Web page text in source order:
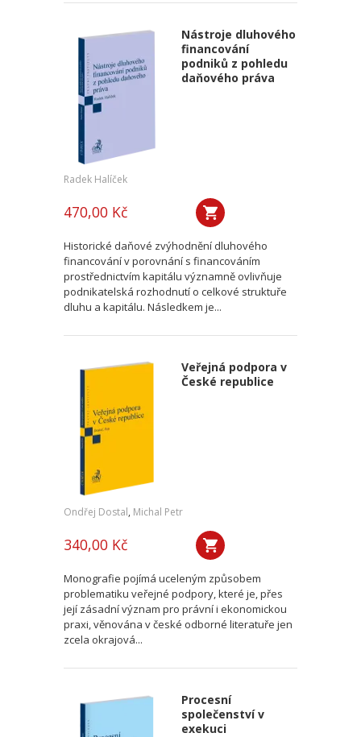
Nástroje dluhového
financování
podniků z pohledu
daňového práva
Radek Halíček
470,00 Kč
Historické daňové zvýhodnění dluhového
financování v porovnání s financováním
prostřednictvím kapitálu významně ovlivňuje
podnikatelská rozhodnutí o celkové struktuře
dluhu a kapitálu. Následkem je...
Veřejná podpora v
České republice
Ondřej Dostal, Michal Petr
340,00 Kč
Monografie pojímá uceleným způsobem
problematiku veřejné podpory, které je, přes
její zásadní význam pro právní i ekonomickou
praxi, věnována v české odborné literatuře jen
zcela okrajová...
Procesní
společenství v
exekuci